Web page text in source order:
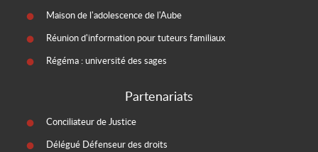
Maison de l'adolescence de l'Aube
Réunion d'information pour tuteurs familiaux
Régéma : université des sages
Partenariats
Conciliateur de Justice
Délégué Défenseur des droits